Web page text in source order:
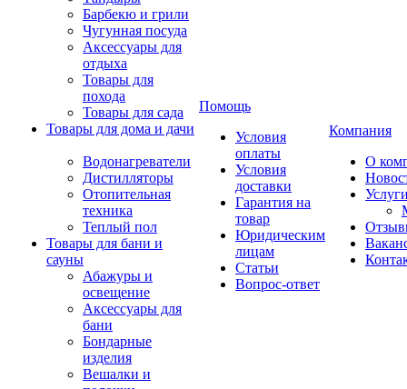
Барбекю и грили
Чугунная посуда
Аксессуары для
отдыха
Товары для
похода
Товары для сада
Товары для дома и дачи
Водонагреватели
Дистилляторы
Отопительная
техника
Теплый пол
Товары для бани и
сауны
Абажуры и
освещение
Аксессуары для
бани
Бондарные
изделия
Вешалки и
Помощь
Условия
оплаты
Условия
доставки
Гарантия на
товар
Юридическим
лицам
Статьи
Вопрос-ответ
Компания
О